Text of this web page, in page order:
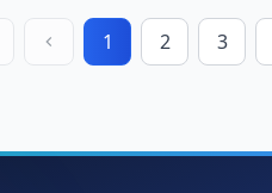
1 2 3